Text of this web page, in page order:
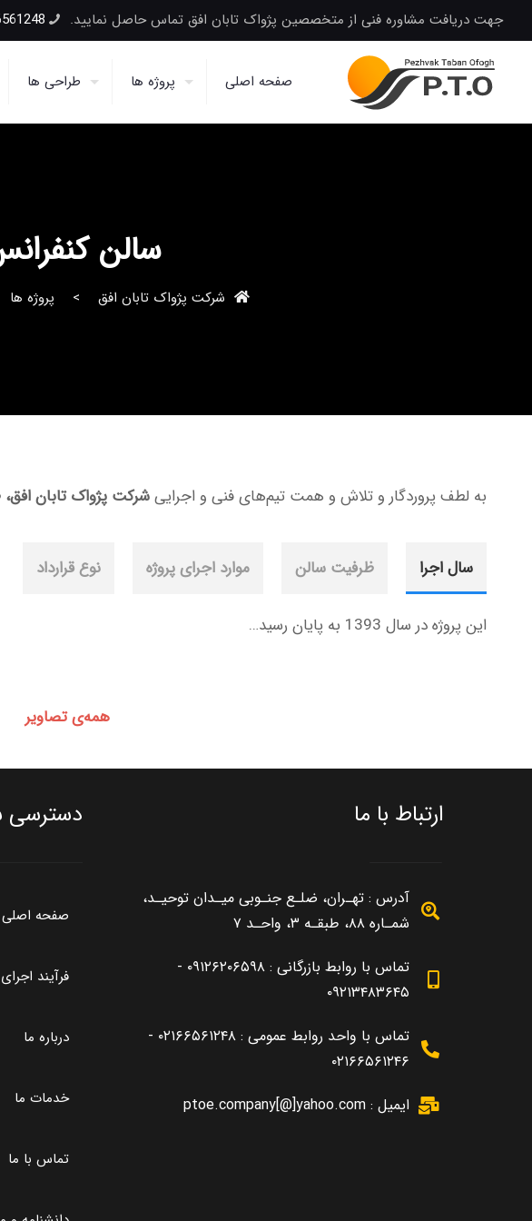
جهت دریافت مشاوره فنی از متخصصین پژواک تابان افق تماس حاصل نمایید.
صفحه اصلی پروژه ها طراحی ها
سالن
شرکت پژواک تابان افق پروژه ها
به لطف پروردگار و تلاش و همت تیم‌های فنی و اجراییشرکت پژواک تابان افق،
سال اجرا ظرفیت سالن موارد اجرای پروژه نوع قرارداد
این پروژه در سال 1393 به پایان رسید…
همه‌‌ی تصاویر
ارتباط با ما
آدرس : تهـران، ضلـع جنـوبی میـدان توحیـد،
شمـاره ۸۸، طبقـه ۳، واحـد ۷
تماس با روابط بازرگانی : ۰۹۱۲۶۲۰۶۵۹۸ -
۰۹۲۱۳۴۸۳۶۴۵
تماس با واحد روابط عمومی : ۰۲۱۶۶۵۶۱۲۴۸ -
۰۲۱۶۶۵۶۱۲۴۶
ایمیل : ptoe.company[@]yahoo.com
دسترسی
صفحه اصلی
فرآیند
درباره ما
خدمات ما
تماس با ما